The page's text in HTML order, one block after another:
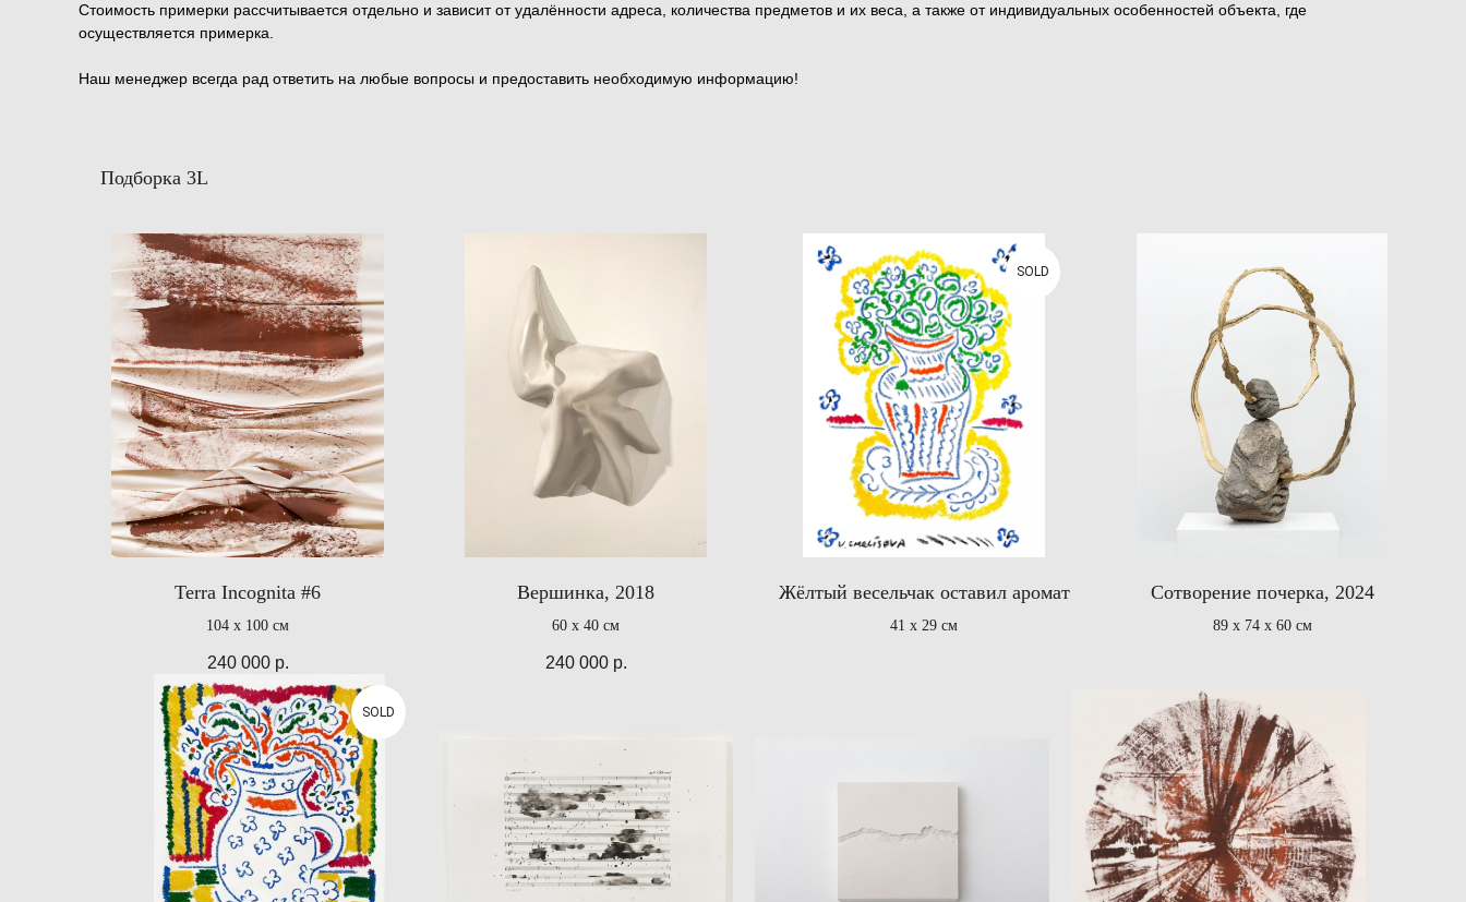
Стоимость примерки рассчитывается отдельно и зависит от удалённости адреса, количества предметов и их веса, а также от индивидуальных особенностей объекта, где
осуществляется примерка.
Наш менеджер всегда рад ответить на любые вопросы и предоставить необходимую информацию!
Подборка 3L
Terra Incognita #6
104 х 100 см
240 000 р.
Вершинка, 2018
60 x 40 см
240 000 р.
SOLD
Жёлтый весельчак оставил аромат
41 х 29 см
Сотворение почерка, 2024
89 х 74 х 60 см
SOLD